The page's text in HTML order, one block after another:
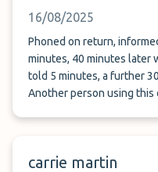
16/08/2025
Phoned on return,
minutes, 40 minutes later
told 5 minutes, a further
Another person using this
carrie martin